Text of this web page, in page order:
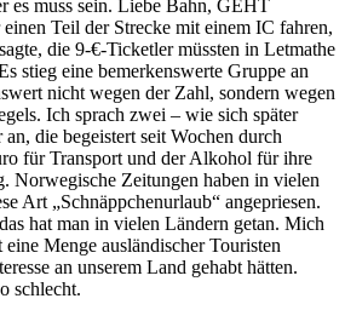
es muss sein. Liebe Bahn, GEHT
Teil der Strecke mit einem IC fahren,
die 9-€-Ticketler müssten in Letmathe
stieg eine bemerkenswerte Gruppe an
nicht wegen der Zahl, sondern wegen
Ich sprach zwei – wie sich später
die begeistert seit Wochen durch
für Transport und der Alkohol für ihre
Norwegische Zeitungen haben in vielen
Art „Schnäppchenurlaub“ angepriesen.
hat man in vielen Ländern getan. Mich
Menge ausländischer Touristen
an unserem Land gehabt hätten.
schlecht.